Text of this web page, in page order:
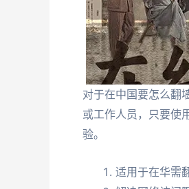
对于在中国要怎么翻
或工作人员，只要使
验。
适用于在华需